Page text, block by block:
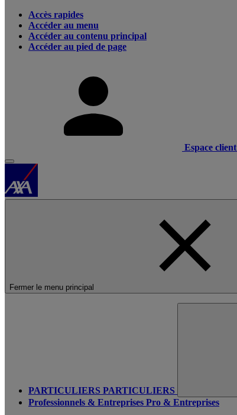
Accès rapides
Accéder au menu
Accéder au contenu principal
Accéder au pied de page
Espace client
Fermer le menu principal
PARTICULIERS PARTICULIERS
Professionnels & Entreprises Pro & Entreprises